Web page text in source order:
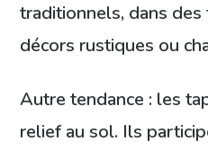
traditionnels, dans
décors rustiques ou
Autre tendance : les
relief au sol. Ils